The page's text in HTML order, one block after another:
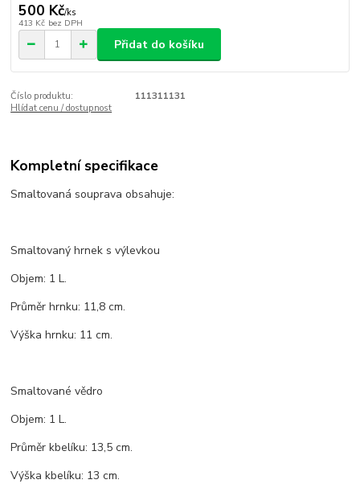
500 Kč/ks
413 Kč bez DPH
Přidat do košíku
Číslo produktu:
111311131
Hlídat cenu / dostupnost
Kompletní specifikace
Smaltovaná souprava obsahuje:
Smaltovaný hrnek s výlevkou
Objem: 1 L.
Průměr hrnku: 11,8 cm.
Výška hrnku: 11 cm.
Smaltované vědro
Objem: 1 L.
Průměr kbelíku: 13,5 cm.
Výška kbelíku: 13 cm.